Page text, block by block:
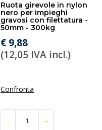
Ruota girevole in nylon
nero per impieghi
gravosi con filettatura -
50mm - 300kg
€ 9,88
(12,05 IVA incl.)
Confronta
- +